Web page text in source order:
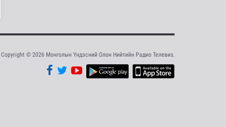
7 цаг 35 минутын өмнө
Нисэх буудлын 800
ажилтан хүний
наймаанаас урьдч..
Нийгэм
Copyright © 2026 Монголын Үндэсний Олон Нийтийн Радио Телевиз.